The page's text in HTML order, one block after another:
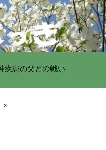
疾患の父との戦い
»